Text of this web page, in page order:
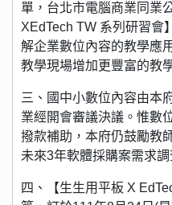
單，台北市電腦商業同業
XEdTech TW 系列研習會
解企業數位內容的教學應
教學現場增加更豐富的教
三、國中小數位內容由本
業經開會審議決議。惟數
撥款補助，本府仍鼓勵教
未來3年軟體採購案需求
四、【生生用平板 X